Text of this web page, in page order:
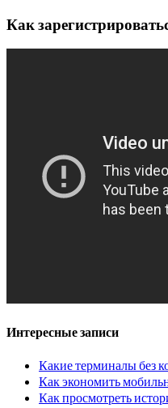
Как
Интересные записи
Какие терминалы без
Как экономить
Как просмотреть